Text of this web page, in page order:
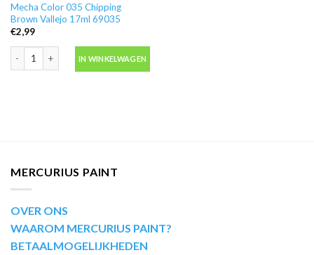
Mecha Color 035 Chipping
Brown Vallejo 17ml 69035
€2,99
IN WINKELWAGEN
MERCURIUS PAINT
OVER ONS
WAAROM MERCURIUS PAINT?
BETAALMOGELIJKHEDEN